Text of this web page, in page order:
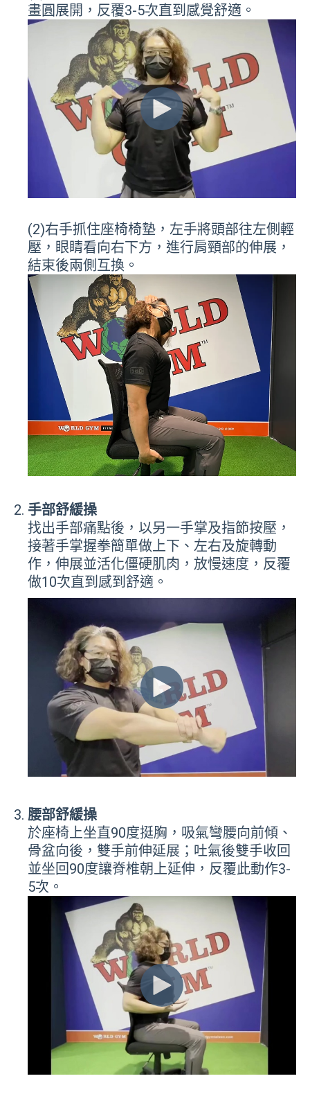
畫圓展開，反覆3-5次直到感覺舒適。
(2)右手抓住座椅椅墊，左手將頭部往左側輕
壓，眼睛看向右下方，進行肩頸部的伸展，
結束後兩側互換。
手部舒緩操
找出手部痛點後，以另一手掌及指節按壓，
接著手掌握拳簡單做上下、左右及旋轉動
作，伸展並活化僵硬肌肉，放慢速度，反覆
做10次直到感到舒適。
腰部舒緩操
於座椅上坐直90度挺胸，吸氣彎腰向前傾、
骨盆向後，雙手前伸延展；吐氣後雙手收回
並坐回90度讓脊椎朝上延伸，反覆此動作3-
5次。